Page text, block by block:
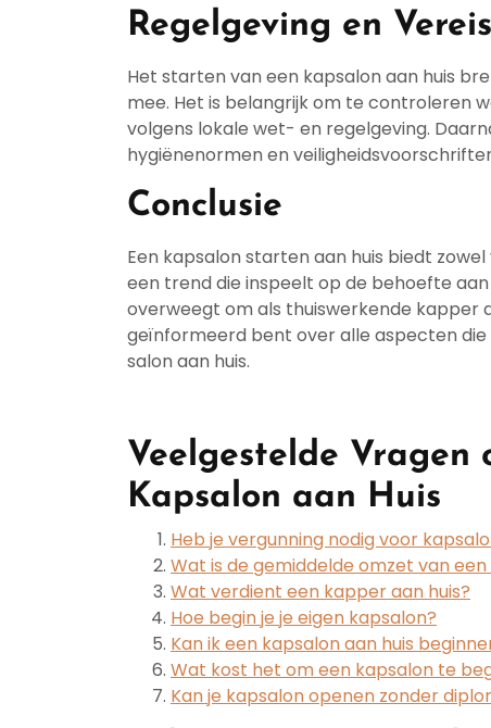
Regelgeving en
Het starten van een kapsalon aan huis
mee. Het is belangrijk om te controleren
volgens lokale wet- en regelgeving.
hygiënenormen en
Conclusie
Een kapsalon starten aan huis biedt
een trend die inspeelt op de behoefte
overweegt om als thuiswerkende kapper
geïnformeerd bent over alle aspecten
salon aan huis.
Veelgestelde Vragen
Kapsalon aan Huis
Heb je vergunning nodig voor
Wat is de gemiddelde omzet van
Wat verdient een kapper aan huis?
Hoe begin je je eigen kapsalon?
Kan ik een kapsalon aan huis
Wat kost het om een kapsalon te
Kan je kapsalon openen zonder